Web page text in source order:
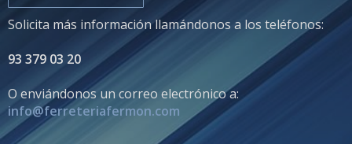
Solicita más información llamándonos a los teléfonos:
93 379 03 20
O enviándonos un correo electrónico a:
info@ferreteriafermon.com